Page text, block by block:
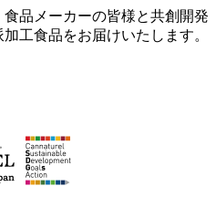
品メーカーの皆様と共創開発
工食品をお届けいたします。